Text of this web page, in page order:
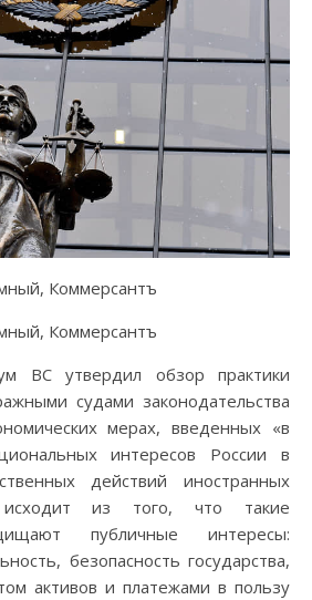
Коммерсантъ
Коммерсантъ
ВС утвердил обзор практики
судами законодательства
мерах, введенных «в
интересов России в
действий иностранных
исходит из того, что такие
публичные интересы:
безопасность государства,
активов и платежами в пользу